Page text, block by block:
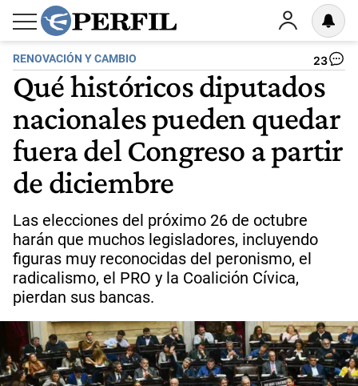
RENOVACIÓN Y CAMBIO 23
Qué históricos diputados
nacionales pueden quedar
fuera del Congreso a partir
de diciembre
Las elecciones del próximo 26 de octubre
harán que muchos legisladores, incluyendo
figuras muy reconocidas del peronismo, el
radicalismo, el PRO y la Coalición Cívica,
pierdan sus bancas.